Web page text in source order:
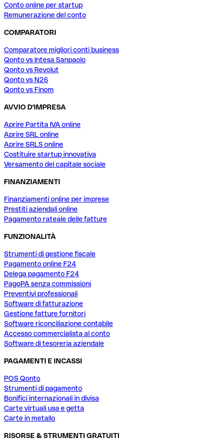
Conto online per startup
Remunerazione del conto
COMPARATORI
Comparatore migliori conti business
Qonto vs Intesa Sanpaolo
Qonto vs Revolut
Qonto vs N26
Qonto vs Finom
AVVIO D'IMPRESA
Aprire Partita IVA online
Aprire SRL online
Aprire SRLS online
Costituire startup innovativa
Versamento del capitale sociale
FINANZIAMENTI
Finanziamenti online per imprese
Prestiti aziendali online
Pagamento rateale delle fatture
FUNZIONALITÀ
Strumenti di gestione fiscale
Pagamento online F24
Delega pagamento F24
PagoPA senza commissioni
Preventivi professionali
Software di fatturazione
Gestione fatture fornitori
Software riconciliazione contabile
Accesso commercialista al conto
Software di tesoreria aziendale
PAGAMENTI E INCASSI
POS Qonto
Strumenti di pagamento
Bonifici internazionali in divisa
Carte virtuali usa e getta
Carte in metallo
RISORSE & STRUMENTI GRATUITI